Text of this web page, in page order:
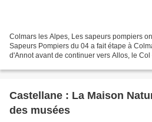
Colmars les Alpes, Les sapeurs pompiers
Sapeurs Pompiers du 04 a fait étape à
d'Annot avant de continuer vers Allos, le
Castellane : La Maison Nature et patrimoine nuit
des musées